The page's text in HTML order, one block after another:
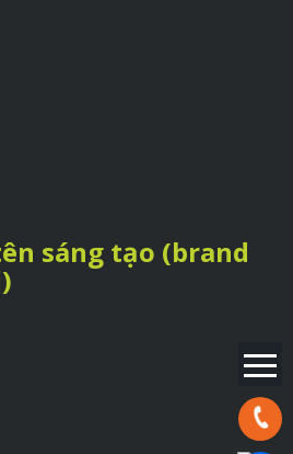
Hotline:
sáng tạo (brand